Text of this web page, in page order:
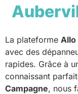
La plateforme Allo
avec des
rapides. Grâce à
connaissant
Campagne, nous